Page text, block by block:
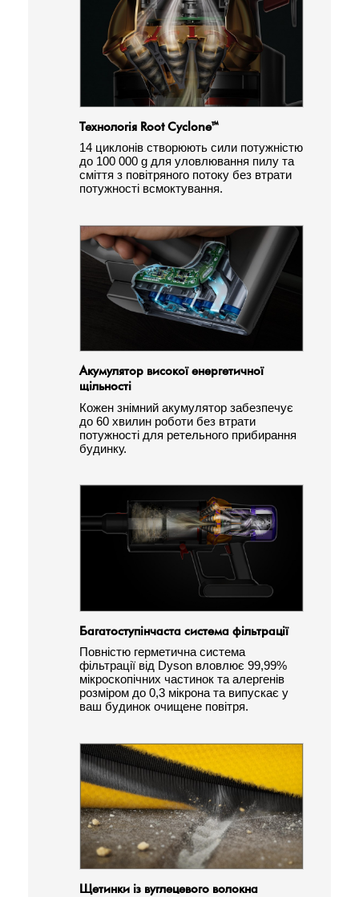
Технологія Root Cyclone™
14 циклонів створюють сили потужністю
до 100 000 g для уловлювання пилу та
сміття з повітряного потоку без втрати
потужності всмоктування.
Акумулятор високої енергетичної
щільності
Кожен знімний акумулятор забезпечує
до 60 хвилин роботи без втрати
потужності для ретельного прибирання
будинку.
Багатоступінчаста система фільтрації
Повністю герметична система
фільтрації від Dyson вловлює 99,99%
мікроскопічних частинок та алергенів
розміром до 0,3 мікрона та випускає у
ваш будинок очищене повітря.
Щетинки із вуглецевого волокна